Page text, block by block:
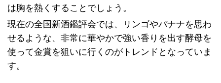
は胸を熱くすることでしょう。
現在の全国新酒鑑評会では、リンゴやバナナを思わ
せるような、非常に華やかで強い香りを出す酵母を
使って金賞を狙いに行くのがトレンドとなっていま
す。